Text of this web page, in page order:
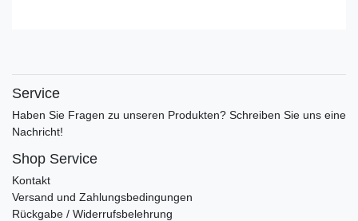
Service
Haben Sie Fragen zu unseren Produkten? Schreiben Sie uns eine
Nachricht!
Shop Service
Kontakt
Versand und Zahlungsbedingungen
Rückgabe / Widerrufsbelehrung